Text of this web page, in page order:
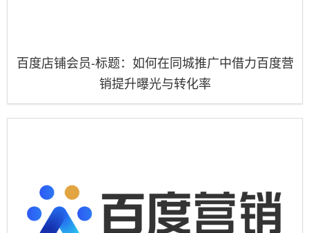
百度店铺会员-标题：如何在同城推广中借力百度营
销提升曝光与转化率